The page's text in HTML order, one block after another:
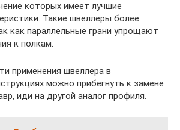
которых имеет лучшие
Такие швеллеры более
как параллельные грани упрощают
к полкам.
применения швеллера в
можно прибегнуть к замене
иди на другой аналог профиля.